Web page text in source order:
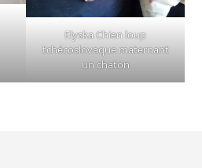
Elyska Chien loup
tchécoslovaque maternant
un chaton